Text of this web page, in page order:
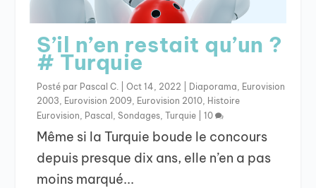
S’il n’en restait qu’un ?
# Turquie
Posté par Pascal C. |Oct 14, 2022 Diaporama Eurovision
2003 Eurovision 2009 Eurovision 2010 Histoire
Eurovision Pascal ,Sondages ,Turquie |10
Même si la Turquie boude le concours
depuis presque dix ans, elle n’en a pas
moins marqué...